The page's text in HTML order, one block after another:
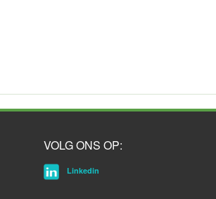
VOLG ONS OP:
Linkedin